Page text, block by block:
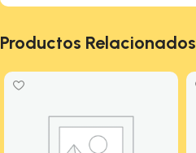
Productos Relacionados